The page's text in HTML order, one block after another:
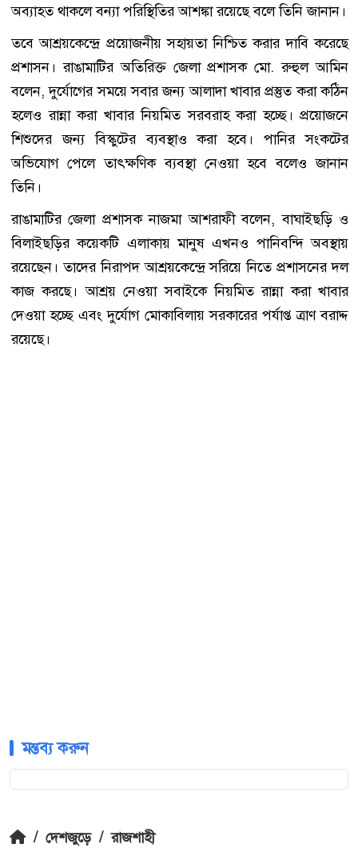
অব্যাহত থাকলে বন্যা পরিস্থিতির আশঙ্কা রয়েছে বলে তিনি জানান।
তবে আশ্রয়কেন্দ্রে প্রয়োজনীয় সহায়তা নিশ্চিত করার দাবি করেছে
প্রশাসন। রাঙামাটির অতিরিক্ত জেলা প্রশাসক মো. রুহুল আমিন
বলেন, দুর্যোগের সময়ে সবার জন্য আলাদা খাবার প্রস্তুত করা কঠিন
হলেও রান্না করা খাবার নিয়মিত সরবরাহ করা হচ্ছে। প্রয়োজনে
শিশুদের জন্য বিস্কুটের ব্যবস্থাও করা হবে। পানির সংকটের
অভিযোগ পেলে তাৎক্ষণিক ব্যবস্থা নেওয়া হবে বলেও জানান
তিনি।
রাঙামাটির জেলা প্রশাসক নাজমা আশরাফী বলেন, বাঘাইছড়ি ও
বিলাইছড়ির কয়েকটি এলাকায় মানুষ এখনও পানিবন্দি অবস্থায়
রয়েছেন। তাদের নিরাপদ আশ্রয়কেন্দ্রে সরিয়ে নিতে প্রশাসনের দল
কাজ করছে। আশ্রয় নেওয়া সবাইকে নিয়মিত রান্না করা খাবার
দেওয়া হচ্ছে এবং দুর্যোগ মোকাবিলায় সরকারের পর্যাপ্ত ত্রাণ বরাদ্দ
রয়েছে।
মন্তব্য করুন
/ দেশজুড়ে / রাজশাহী